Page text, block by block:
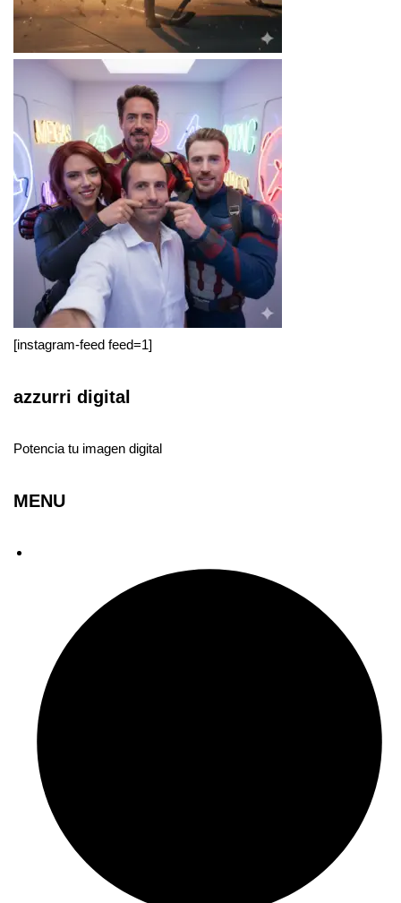
[instagram-feed feed=1]
azzurri digital
Potencia tu imagen digital
MENU